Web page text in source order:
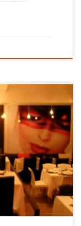
Per chi
il PIC’canto
Buca a
la cena
musica dal […]